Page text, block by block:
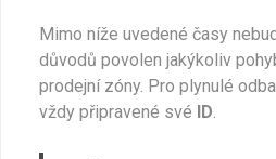
Mimo níže uvedené časy
důvodů povolen jakýkoliv
prodejní zóny. Pro plynulé
vždy připravené své ID.